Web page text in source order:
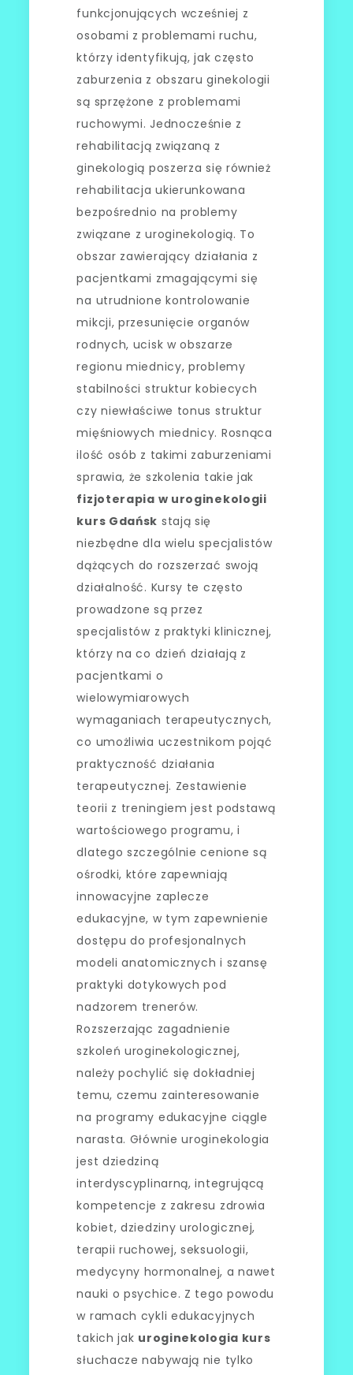
funkcjonujących wcześniej z
osobami z problemami ruchu,
którzy identyfikują, jak często
zaburzenia z obszaru ginekologii
są sprzężone z problemami
ruchowymi. Jednocześnie z
rehabilitacją związaną z
ginekologią poszerza się również
rehabilitacja ukierunkowana
bezpośrednio na problemy
związane z uroginekologią. To
obszar zawierający działania z
pacjentkami zmagającymi się
na utrudnione kontrolowanie
mikcji, przesunięcie organów
rodnych, ucisk w obszarze
regionu miednicy, problemy
stabilności struktur kobiecych
czy niewłaściwe tonus struktur
mięśniowych miednicy. Rosnąca
ilość osób z takimi zaburzeniami
sprawia, że szkolenia takie jak
fizjoterapia w uroginekologii
kurs Gdańsk stają się
niezbędne dla wielu specjalistów
dążących do rozszerzać swoją
działalność. Kursy te często
prowadzone są przez
specjalistów z praktyki klinicznej,
którzy na co dzień działają z
pacjentkami o
wielowymiarowych
wymaganiach terapeutycznych,
co umożliwia uczestnikom pojąć
praktyczność działania
terapeutycznej. Zestawienie
teorii z treningiem jest podstawą
wartościowego programu, i
dlatego szczególnie cenione są
ośrodki, które zapewniają
innowacyjne zaplecze
edukacyjne, w tym zapewnienie
dostępu do profesjonalnych
modeli anatomicznych i szansę
praktyki dotykowych pod
nadzorem trenerów.
Rozszerzając zagadnienie
szkoleń uroginekologicznej,
należy pochylić się dokładniej
temu, czemu zainteresowanie
na programy edukacyjne ciągle
narasta. Głównie uroginekologia
jest dziedziną
interdyscyplinarną, integrującą
kompetencje z zakresu zdrowia
kobiet, dziedziny urologicznej,
terapii ruchowej, seksuologii,
medycyny hormonalnej, a nawet
nauki o psychice. Z tego powodu
w ramach cykli edukacyjnych
takich jak uroginekologia kurs
słuchacze nabywają nie tylko